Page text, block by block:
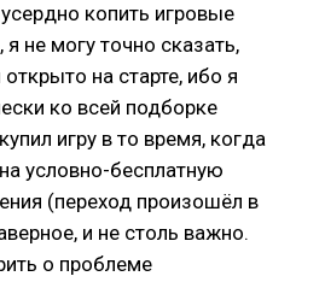
копить игровые
не могу точно сказать,
на старте, ибо я
ко всей подборке
игру в то время, когда
условно-бесплатную
(переход произошёл в
и не столь важно.
о проблеме